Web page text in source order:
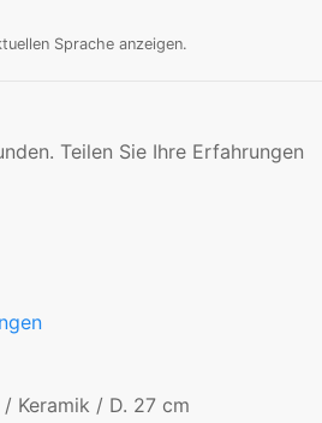
Sprache anzeigen.
Teilen Sie Ihre Erfahrungen